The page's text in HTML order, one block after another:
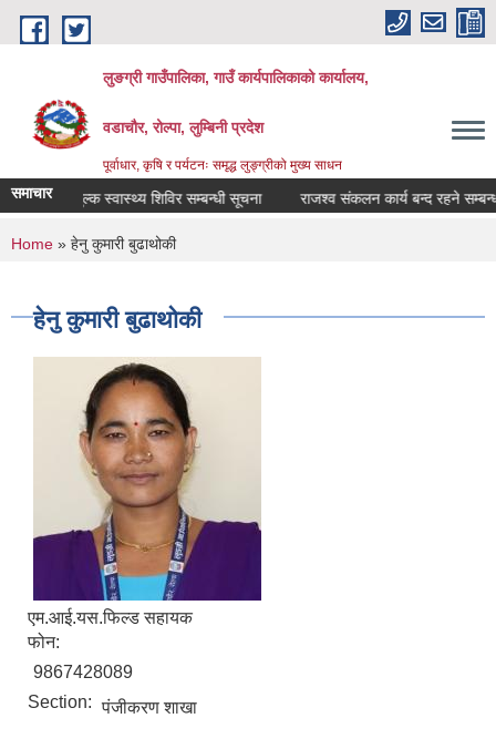
Skip to main content
लुङग्री गाउँपालिका, गाउँ कार्यपालिकाको कार्यालय,
वडाचौर, रोल्पा, लुम्बिनी प्रदेश
पूर्वाधार, कृषि र पर्यटनः समृद्ध लुङ्ग्रीको मुख्य साधन
समाचारनि:शुल्क स्वास्थ्य शिविर सम्बन्धी सूचना राजश्व संकलन कार्य बन्द रहने
You are here
Home » हेनु कुमारी बुढाथोकी
हेनु कुमारी बुढाथोकी
एम.आई.यस.फिल्ड सहायक
फोन:
9867428089
Section: पंजीकरण शाखा